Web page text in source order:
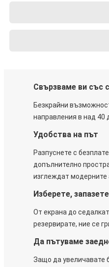
Свързваме ви със
Безкрайни
направления в над 40
Удобства на път
Разпуснете с
допълнително
изглеждат модерните
Изберете,
От екрана до
резервирате, ние се
Да пътуваме
Защо да увеличавате